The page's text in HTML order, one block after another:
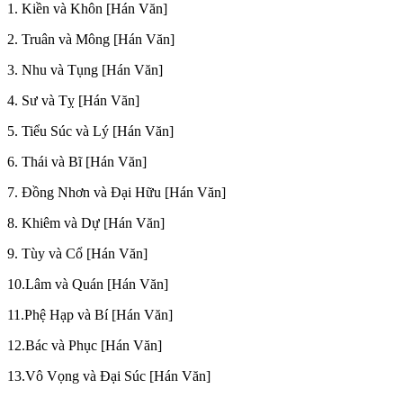
1. Kiền và Khôn [Hán Văn]
2. Truân và Mông [Hán Văn]
3. Nhu và Tụng [Hán Văn]
4. Sư và Tỵ [Hán Văn]
5. Tiểu Súc và Lý [Hán Văn]
6. Thái và Bĩ [Hán Văn]
7. Đồng Nhơn và Đại Hữu [Hán Văn]
8. Khiêm và Dự [Hán Văn]
9. Tùy và Cổ [Hán Văn]
10.Lâm và Quán [Hán Văn]
11.Phệ Hạp và Bí [Hán Văn]
12.Bác và Phục [Hán Văn]
13.Vô Vọng và Đại Súc [Hán Văn]